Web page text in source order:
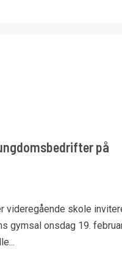
på
videregående skole
gymsal onsdag 19.